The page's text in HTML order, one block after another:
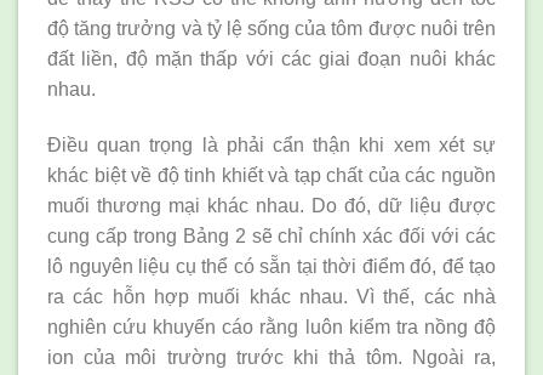
độ tăng trưởng và tỷ lệ sống của tôm được nuôi trên
đất liền, độ mặn thấp với các giai đoạn nuôi khác
nhau.
Điều quan trọng là phải cẩn thận khi xem xét sự
khác biệt về độ tinh khiết và tạp chất của các nguồn
muối thương mại khác nhau. Do đó, dữ liệu được
cung cấp trong Bảng 2 sẽ chỉ chính xác đối với các
lô nguyên liệu cụ thể có sẵn tại thời điểm đó, để tạo
ra các hỗn hợp muối khác nhau. Vì thế, các nhà
nghiên cứu khuyến cáo rằng luôn kiểm tra nồng độ
ion của môi trường trước khi thả tôm. Ngoài ra,